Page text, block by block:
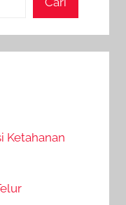
Ketahanan